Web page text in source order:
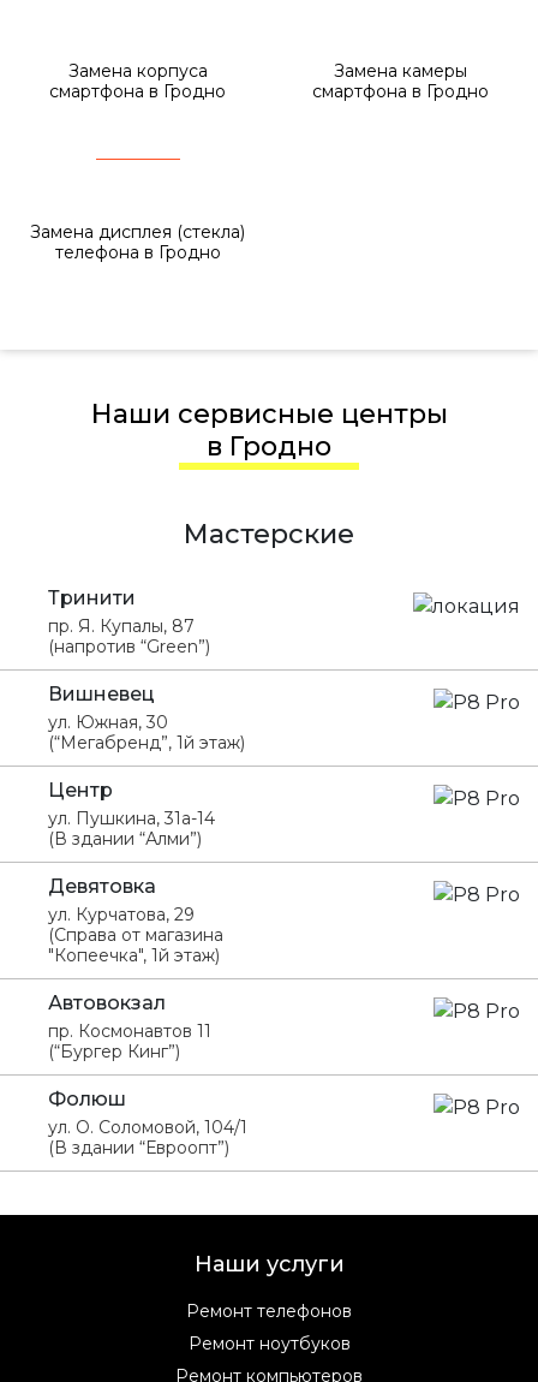
Замена корпуса
смартфона в Гродно
Замена камеры
смартфона в Гродно
Замена дисплея (стекла)
телефона в Гродно
Наши сервисные центры
в Гродно
Мастерские
Тринити
пр. Я. Купалы, 87
(напротив “Green”)
Вишневец
ул. Южная, 30
(“Мегабренд”, 1й этаж)
Центр
ул. Пушкина, 31а-14
(В здании “Алми”)
Девятовка
ул. Курчатова, 29
(Справа от магазина
"Копеечка", 1й этаж)
Автовокзал
пр. Космонавтов 11
(“Бургер Кинг”)
Фолюш
ул. О. Соломовой, 104/1
(В здании “Евроопт”)
Наши услуги
Ремонт телефонов
Ремонт ноутбуков
Ремонт компьютеров